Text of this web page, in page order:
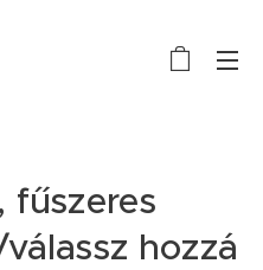
fűszeres
hozzá